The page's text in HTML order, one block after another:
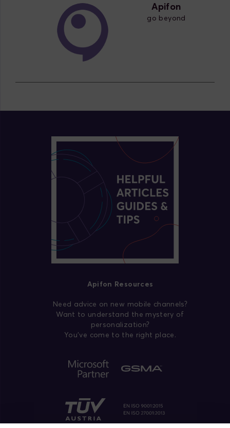
Apifon
go beyond
Apifon Resources
Need advice on new mobile channels?
Want to understand the mystery of
personalization?
You’ve come to the right place.